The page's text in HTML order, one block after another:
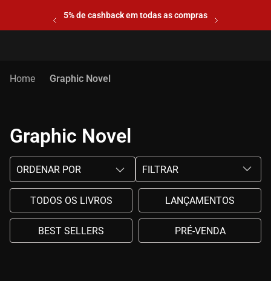
5% de cashback em todas as compras
Graphic Novel
Graphic Novel
ORDENAR POR FILTRAR
TODOS OS LIVROS LANÇAMENTOS
BEST SELLERS PRÉ-VENDA